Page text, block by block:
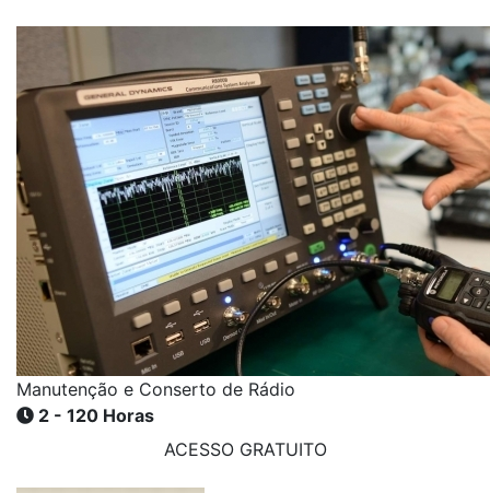
Manutenção e Conserto de Rádio
2 - 120 Horas
ACESSO GRATUITO